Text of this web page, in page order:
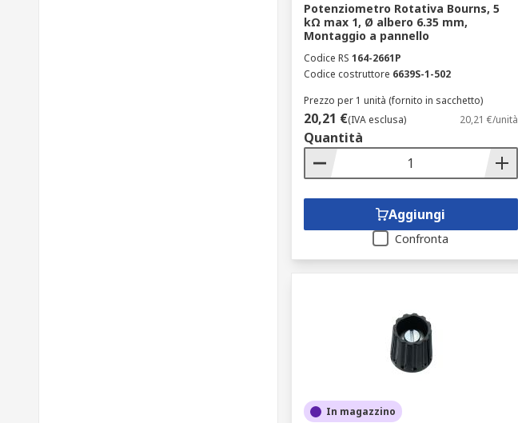
Potenziometro Rotativa Bourns, 5
kΩ max 1, Ø albero 6.35 mm,
Montaggio a pannello
Codice RS 164-2661P
Codice costruttore 6639S-1-502
Prezzo per 1 unità (fornito in sacchetto)
20,21 €(IVA esclusa) 20,21 €/unità
Quantità
Aggiungi
Confronta
In magazzino